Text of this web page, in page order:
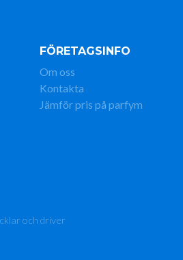
FÖRETAGSINFO
Om oss
Kontakta
Jämför pris på parfym
och driver